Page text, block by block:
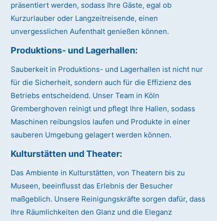
präsentiert werden, sodass Ihre Gäste, egal ob
Kurzurlauber oder Langzeitreisende, einen
unvergesslichen Aufenthalt genießen können.
Produktions- und Lagerhallen:
Sauberkeit in Produktions- und Lagerhallen ist nicht nur
für die Sicherheit, sondern auch für die Effizienz des
Betriebs entscheidend. Unser Team in Köln
Gremberghoven reinigt und pflegt Ihre Hallen, sodass
Maschinen reibungslos laufen und Produkte in einer
sauberen Umgebung gelagert werden können.
Kulturstätten und Theater:
Das Ambiente in Kulturstätten, von Theatern bis zu
Museen, beeinflusst das Erlebnis der Besucher
maßgeblich. Unsere Reinigungskräfte sorgen dafür, dass
Ihre Räumlichkeiten den Glanz und die Eleganz